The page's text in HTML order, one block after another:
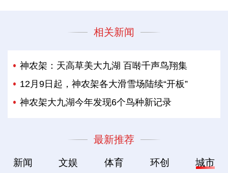
相关新闻
神农架：天高草美大九湖 百啭千声鸟翔集
12月9日起，神农架各大滑雪场陆续“开板”
神农架大九湖今年发现6个鸟种新记录
最新推荐
新闻 文娱 体育 环创 城市